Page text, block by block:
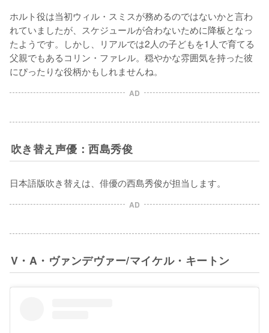
ホルト役は当初ウィル・スミスが務めるのではないかと言わ
れていましたが、スケジュールが合わないために降板となっ
たようです。しかし、リアルでは2人の子どもを1人で育てる
父親でもあるコリン・ファレル。穏やかな雰囲気を持った彼
にぴったりな役柄かもしれませんね。
AD
吹き替え声優：西島秀俊
日本語版吹き替えは、俳優の西島秀俊が担当します。
AD
V・A・ヴァンデヴァー/マイケル・キートン